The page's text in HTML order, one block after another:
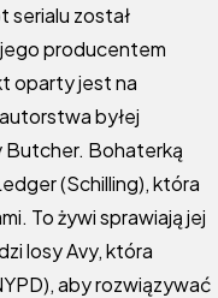
serialu został
producentem
oparty jest na
byłej
Butcher. Bohaterką
(Schilling), która
To żywi sprawiają jej
losy Avy, która
aby rozwiązywać